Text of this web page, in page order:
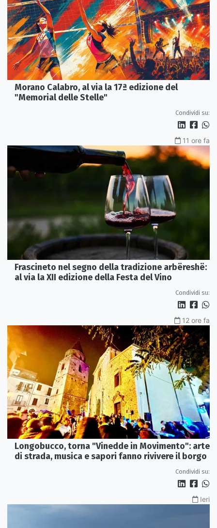
Morano Calabro, al via la 17ª edizione del
"Memorial delle Stelle"
Condividi su:
11 ore fa
Frascineto nel segno della tradizione arbëreshë:
al via la XII edizione della Festa del Vino
Condividi su:
12 ore fa
Longobucco, torna "Vinedde in Movimento": arte
di strada, musica e sapori fanno rivivere il borgo
Condividi su:
Ieri